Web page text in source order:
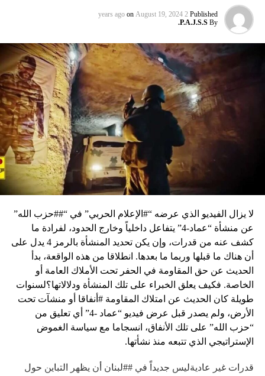
Published
2 years ago
on August 19, 2024
By
P.A.J.S.S.
لا يزال الفيديو الذي عرضه “#الإعلام الحربي” في “##حزب الله”
عن منشأة “عماد-4” يتفاعل داخلياً وخارج الحدود، لفرادة ما
كشف عنه من قدرات، وإن يكن تحديد المنشأة بالرمز 4 يدل على
أن هناك ما قبلها وربما ما بعدها. انطلاقا من هذه الواقعة، بدأ
الحديث عن حق المقاومة في الحفر تحت الأملاك العامة أو
الخاصة. فكيف يعلق الخبراء على تلك المنشأة ودلالاتها؟لسنوات
طويلة كان الحديث عن امتلاك المقاومة #أنفاقا أو منشآت تحت
الأرض، ولم يصدر قبل عرض فيديو “عماد -4” أي تعليق من
“حزب الله” على تلك الأنفاق، انسجاما مع سياسة الغموض
الإستراتيجي الذي تتبعه منذ نشأتها.
قدرات غير عاديةليس جديداً في ##لبنان أن يظهر التباين حول